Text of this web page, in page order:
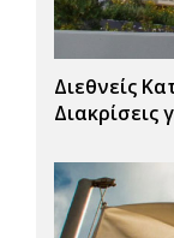
Διεθνείς
Διακρίσεις